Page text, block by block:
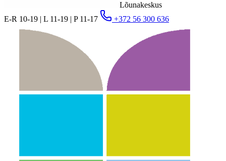
Lõunakeskus
E-R 10-19 | L 11-19 | P 11-17
+372 56 300 636